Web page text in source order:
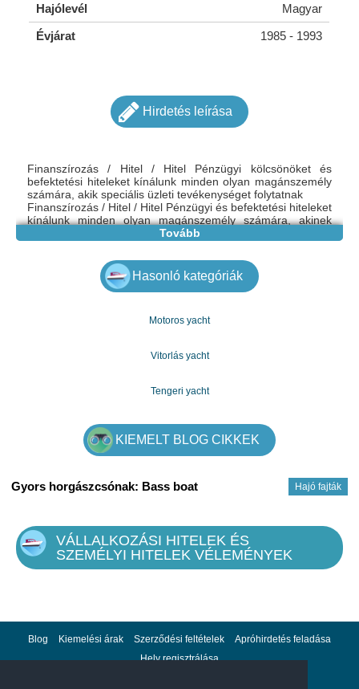
Hajólevél
Magyar
Évjárat
1985 - 1993
Hirdetés leírása
Finanszírozás / Hitel / Hitel Pénzügyi kölcsönöket és
befektetési hiteleket kínálunk minden olyan magánszemély
számára, akik speciális üzleti tevékenységet folytatnak
Finanszírozás / Hitel / Hitel Pénzügyi és befektetési hiteleket
kínálunk minden olyan magánszemély számára, akinek
speciális üzleti igénye van. További információért forduljon
5000 €-tól 200 000 €-ig 200 000 €-tól 50 000 000 €-ig
Tovább
Hasonló kategóriák
Motoros yacht
Vitorlás yacht
Tengeri yacht
KIEMELT BLOG CIKKEK
Hajó fajták
Gyors horgászcsónak: Bass boat
VÁLLALKOZÁSI HITELEK ÉS
SZEMÉLYI HITELEK VÉLEMÉNYEK
Blog Kiemelési árak Szerződési feltételek
Apróhirdetés feladása
Hely regisztrálása